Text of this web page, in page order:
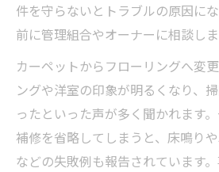
件を守らないとトラブルの原因に
前に管理組合やオーナーに相談しま
カーペットからフローリングへ変
ングや洋室の印象が明るくなり、
ったといった声が多く聞かれます
補修を省略してしまうと、床鳴り
などの失敗例も報告されています